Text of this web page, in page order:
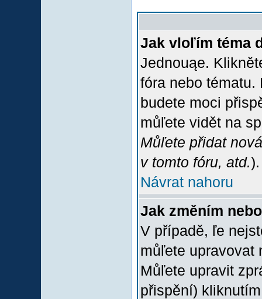
Jak vloľím téma
Jednouąe.
fóra nebo
budete moci
můľete vidět na
Můľete přidat
v tomto fóru, atd.).
Návrat nahoru
Jak změním
V případě, ľe
můľete upravovat
Můľete upravit
přispění)